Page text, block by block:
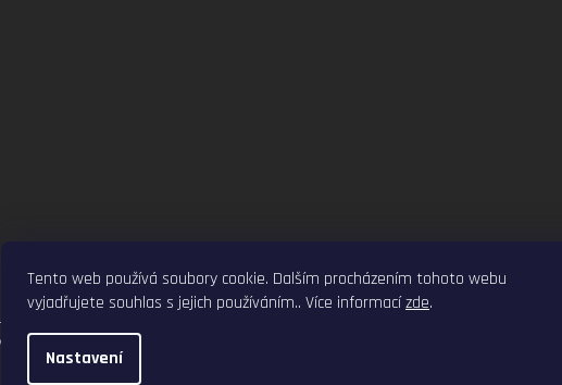
Tento web používá soubory cookie. Dalším procházením tohoto webu
vyjadřujete souhlas s jejich používáním.. Více informacízde.
Nastavení
ELEKTRO-VOZITKO.CZ ELEKTROKOLOBEZKY.CZ
VYHRAZENA.